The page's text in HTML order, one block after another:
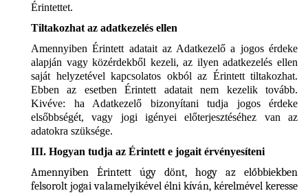
Érintettet.
Tiltakozhat az adatkezelés ellen
Amennyiben Érintett adatait az Adatkezelő a jogos érdeke
alapján vagy közérdekből kezeli, az ilyen adatkezelés ellen
saját helyzetével kapcsolatos okból az Érintett tiltakozhat.
Ebben az esetben Érintett adatait nem kezelik tovább.
Kivéve: ha Adatkezelő bizonyítani tudja jogos érdeke
elsőbbségét, vagy jogi igényei előterjesztéséhez van az
adatokra szüksége.
III. Hogyan tudja az Érintett e jogait érvényesíteni
Amennyiben Érintett úgy dönt, hogy az előbbiekben
felsorolt jogai valamelyikével élni kíván, kérelmével keresse